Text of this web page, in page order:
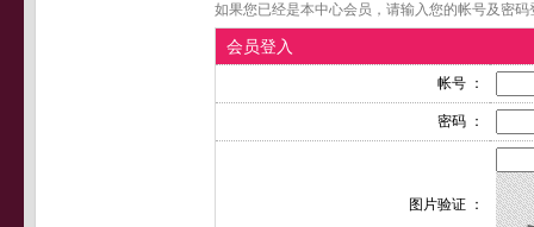
如果您已经是本中心会员，请输入您的帐号及密
会员登入
帐号 ：
密码 ：
图片验证 ：